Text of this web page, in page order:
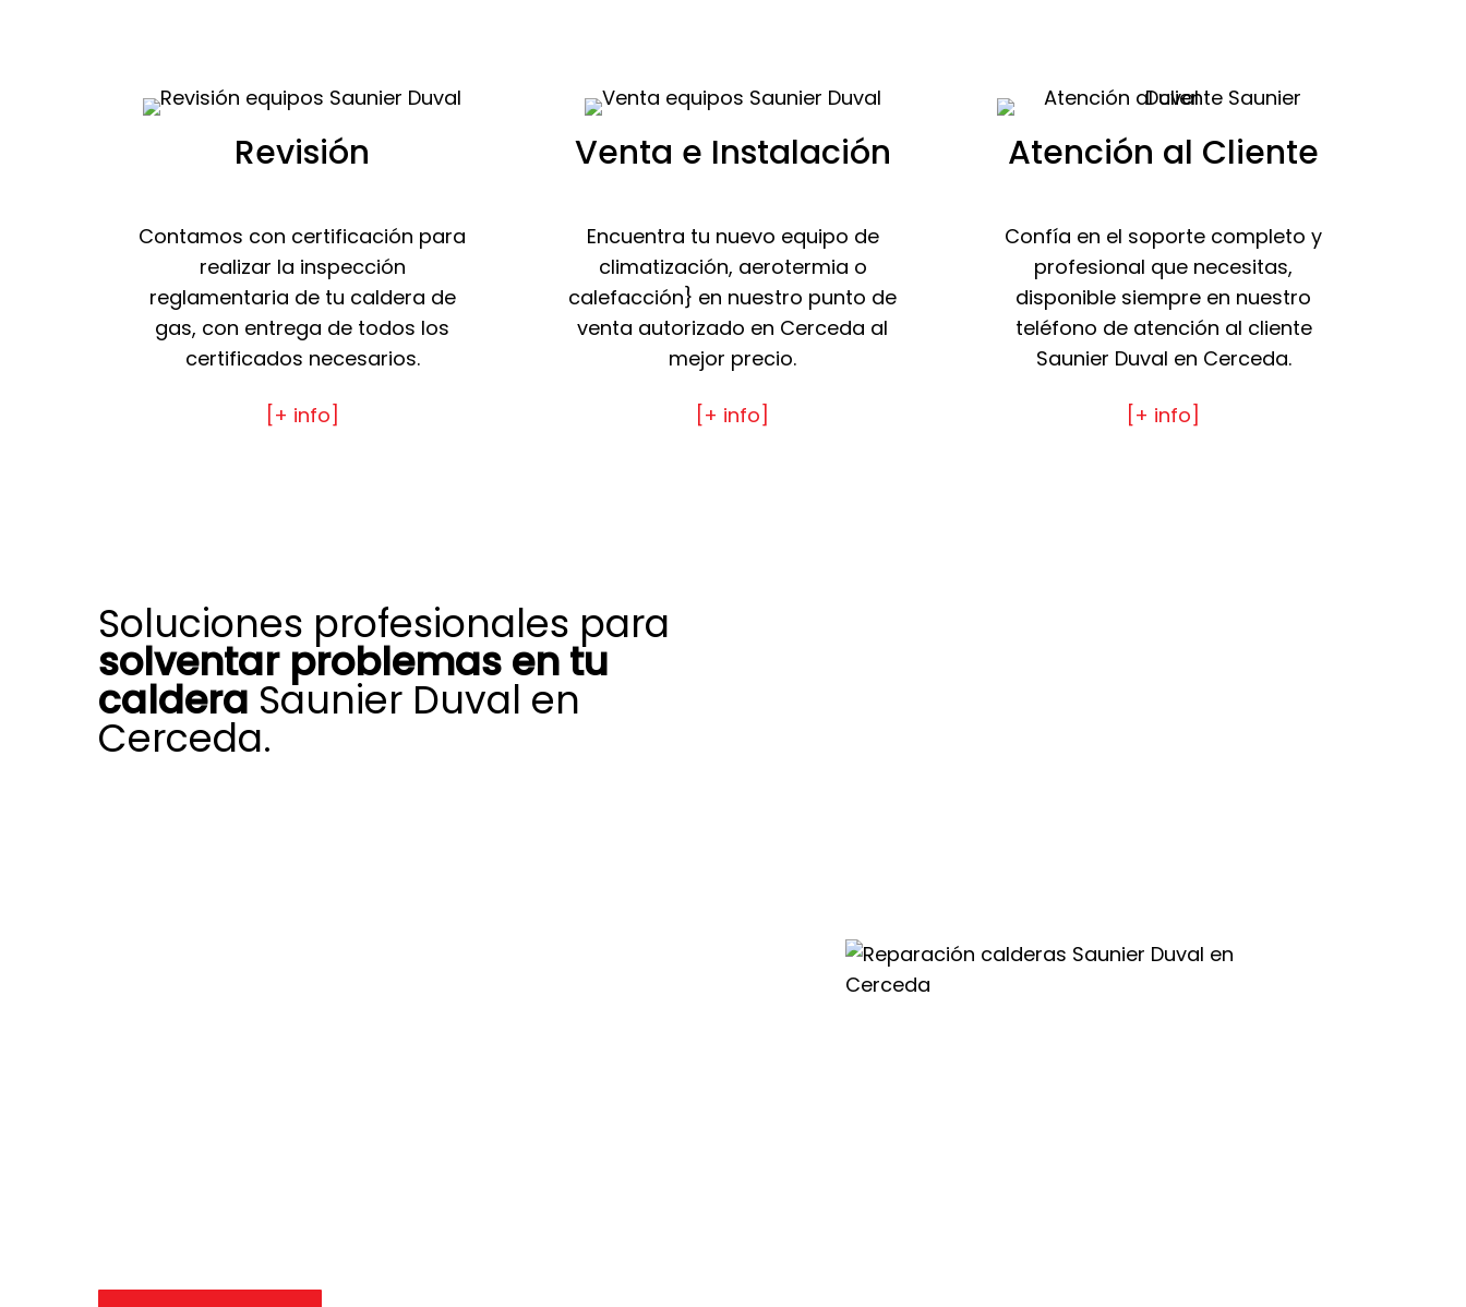
Revisión
Contamos con certificación para
realizar la inspección
reglamentaria de tu caldera de
gas, con entrega de todos los
certificados necesarios.
[+ info]
Venta e Instalación
Encuentra tu nuevo equipo de
climatización, aerotermia o
calefacción} en nuestro punto de
venta autorizado en Cerceda al
mejor precio.
[+ info]
Atención al Cliente
Confía en el soporte completo y
profesional que necesitas,
disponible siempre en nuestro
teléfono de atención al cliente
Saunier Duval en Cerceda.
[+ info]
Soluciones profesionales para
solventar problemas en tu
caldera Saunier Duval en
Cerceda.
convierte en una opción de referencia para todo